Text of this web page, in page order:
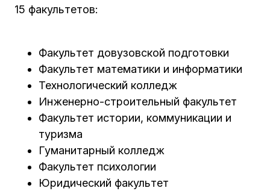
15 факультетов:
Факультет довузовской подготовки
Факультет математики и информатики
Технологический колледж
Инженерно-строительный факультет
Факультет истории, коммуникации и
туризма
Гуманитарный колледж
Факультет психологии
Юридический факультет